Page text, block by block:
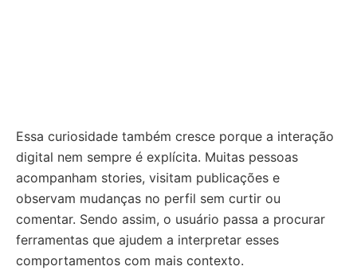
Essa curiosidade também cresce porque a interação
digital nem sempre é explícita. Muitas pessoas
acompanham stories, visitam publicações e
observam mudanças no perfil sem curtir ou
comentar. Sendo assim, o usuário passa a procurar
ferramentas que ajudem a interpretar esses
comportamentos com mais contexto.